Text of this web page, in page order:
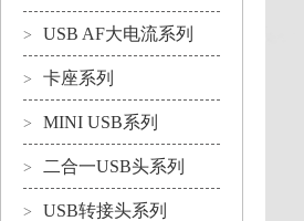
> USB AF大电流系列
> 卡座系列
> MINI USB系列
> 二合一USB头系列
> USB转接头系列